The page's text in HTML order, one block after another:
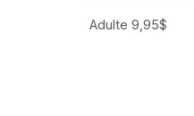
Adulte 9,95$